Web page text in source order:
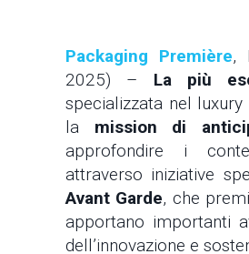
Packaging Première,
2025) – La più
specializzata nel
la mission di
approfondire i
attraverso iniziative
Avant Garde, che
apportano importanti
dell’innovazione e